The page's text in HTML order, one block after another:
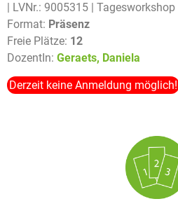
| LVNr.: 9005315
|
Format: Präsenz
Freie Plätze: 12
DozentIn: Geraets, Daniela
Derzeit keine Anmeldung möglich!